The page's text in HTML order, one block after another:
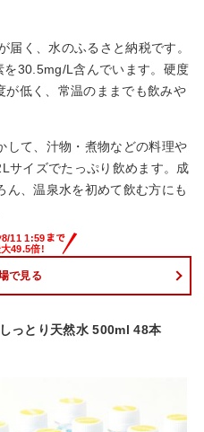
く、水のふるさと納税です。
30.5mg/L含んでいます。硬度
低く、常温のままでも飲みや
して、汁物・煮物などの料理や
サイズでたっぷり飲めます。成
ん、温泉水を初めて飲む方にも
で見る
っとり天然水 500ml 48本